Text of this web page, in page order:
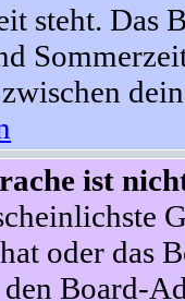
steht. Das
ist
oder das
den Board-